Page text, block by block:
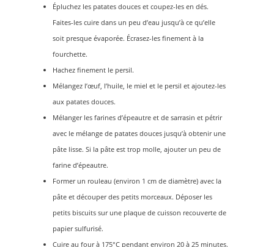
Épluchez les patates douces et coupez-les en dés.
Faites-les cuire dans un peu d’eau jusqu’à ce qu’elle
soit presque évaporée. Écrasez-les finement à la
fourchette.
Hachez finement le persil.
Mélangez l’œuf, l’huile, le miel et le persil et ajoutez-les
aux patates douces.
Mélanger les farines d’épeautre et de sarrasin et pétrir
avec le mélange de patates douces jusqu’à obtenir une
pâte lisse. Si la pâte est trop molle, ajouter un peu de
farine d’épeautre.
Former un rouleau (environ 1 cm de diamètre) avec la
pâte et découper des petits morceaux. Déposer les
petits biscuits sur une plaque de cuisson recouverte de
papier sulfurisé.
Cuire au four à 175°C pendant environ 20 à 25 minutes.